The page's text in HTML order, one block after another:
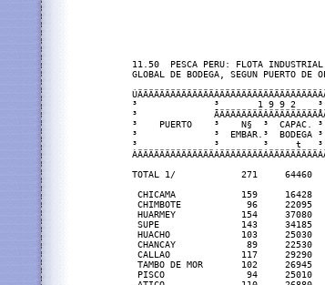
11.50  PESCA PERU: FLOTA INDUSTRIAL
GLOBAL DE BODEGA, SEGUN PUERTO
³              ³       1 9 9 2    ³
³
³    PUERTO    ³    N§  ³  CAPAC.
³              ³  EMBAR.³  BODEGA ³
³              ³        ³     t
TOTAL 1/            271     64460
CHICAMA            159
CHIMBOTE            96
HUARMEY            154
SUPE               143     34185
HUACHO             103
CHANCAY             89
CALLAO             117     29290
TAMBO DE MOR       102
PISCO               94     25010